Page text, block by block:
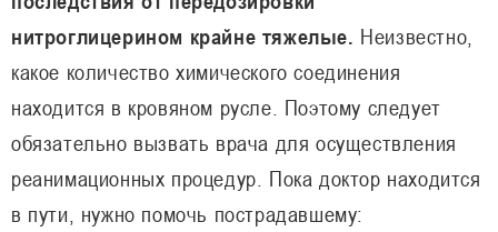
нитроглицерином крайне тяжелые. Неизвестно,
какое количество химического соединения
находится в кровяном русле. Поэтому следует
обязательно вызвать врача для осуществления
реанимационных процедур. Пока доктор находится
в пути, нужно помочь пострадавшему: